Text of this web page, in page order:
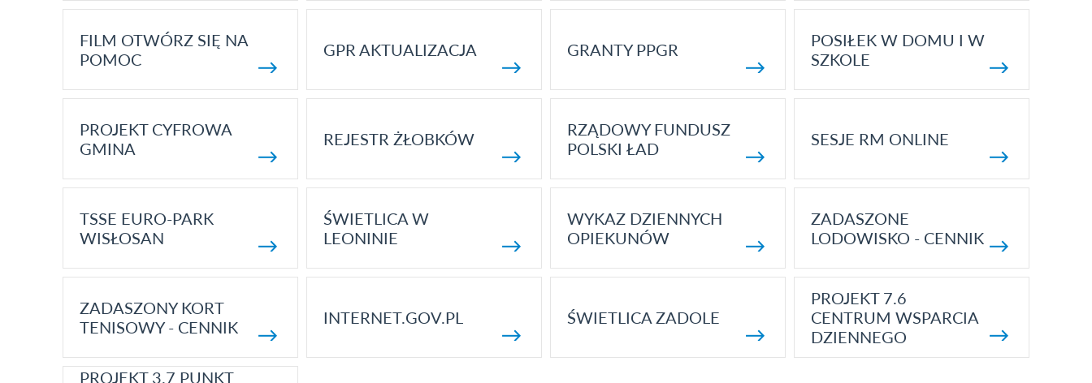
FILM OTWÓRZ SIĘ NA
POMOC
GPR AKTUALIZACJA GRANTY PPGR
POSIŁEK W DOMU I W
SZKOLE
PROJEKT CYFROWA
GMINA
REJESTR ŻŁOBKÓW
RZĄDOWY FUNDUSZ
POLSKI ŁAD
SESJE RM ONLINE
TSSE EURO-PARK
WISŁOSAN
ŚWIETLICA W
LEONINIE
WYKAZ DZIENNYCH
OPIEKUNÓW
ZADASZONE
LODOWISKO - CENNIK
ZADASZONY KORT
TENISOWY - CENNIK
INTERNET.GOV.PL ŚWIETLICA ZADOLE
PROJEKT 7.6
CENTRUM WSPARCIA
DZIENNEGO
PROJEKT 3.7 PUNKT